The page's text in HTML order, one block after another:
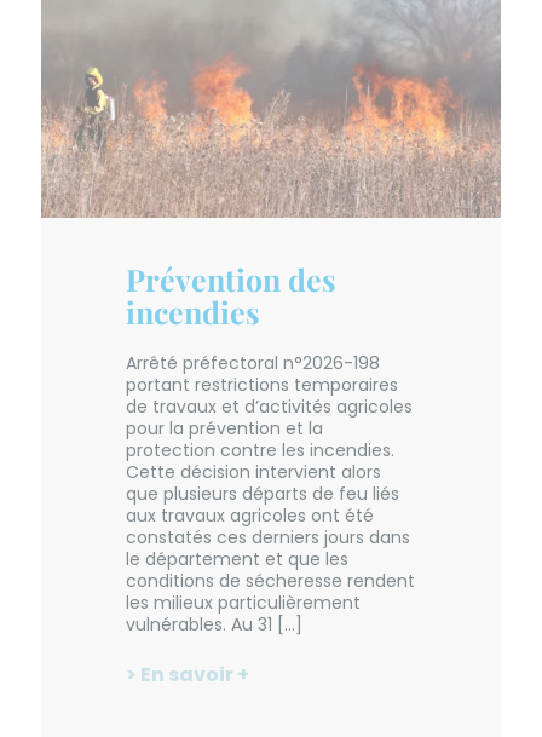
Prévention des
incendies
Arrêté préfectoral n°2026-198
portant restrictions temporaires
de travaux et d’activités agricoles
pour la prévention et la
protection contre les incendies.
Cette décision intervient alors
que plusieurs départs de feu liés
aux travaux agricoles ont été
constatés ces derniers jours dans
le département et que les
conditions de sécheresse rendent
les milieux particulièrement
vulnérables. Au 31 […]
> En savoir +